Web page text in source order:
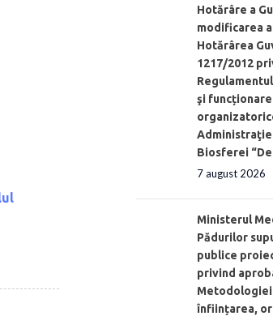
Hotărâre a
modificarea
Hotărârea
1217/2012
şi
Biosferei
7 august 2026
Ministerul
Pădurilor
publice
privind
înființarea,